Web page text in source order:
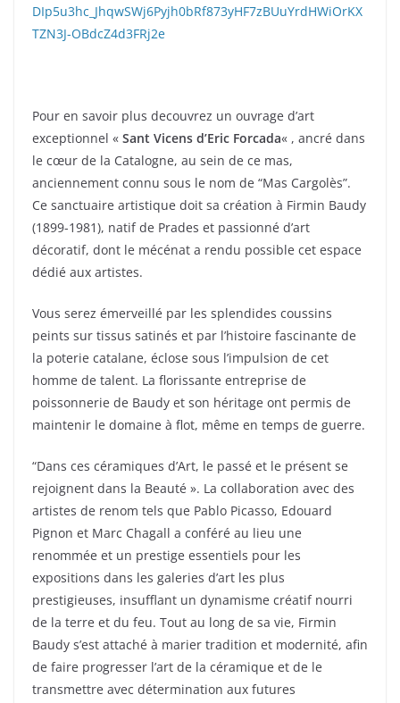
DIp5u3hc_JhqwSWj6Pyjh0bRf873yHF7zBUuYrdHWiOrKX
TZN3J-OBdcZ4d3FRj2e
Pour en savoir plus decouvrez un ouvrage d’art
exceptionnel « Sant Vicens d’Eric Forcada« , ancré dans
le cœur de la Catalogne, au sein de ce mas,
anciennement connu sous le nom de “Mas Cargolès”.
Ce sanctuaire artistique doit sa création à Firmin Baudy
(1899-1981), natif de Prades et passionné d’art
décoratif, dont le mécénat a rendu possible cet espace
dédié aux artistes.
Vous serez émerveillé par les splendides coussins
peints sur tissus satinés et par l’histoire fascinante de
la poterie catalane, éclose sous l’impulsion de cet
homme de talent. La florissante entreprise de
poissonnerie de Baudy et son héritage ont permis de
maintenir le domaine à flot, même en temps de guerre.
“Dans ces céramiques d’Art, le passé et le présent se
rejoignent dans la Beauté ». La collaboration avec des
artistes de renom tels que Pablo Picasso, Edouard
Pignon et Marc Chagall a conféré au lieu une
renommée et un prestige essentiels pour les
expositions dans les galeries d’art les plus
prestigieuses, insufflant un dynamisme créatif nourri
de la terre et du feu. Tout au long de sa vie, Firmin
Baudy s’est attaché à marier tradition et modernité, afin
de faire progresser l’art de la céramique et de le
transmettre avec détermination aux futures